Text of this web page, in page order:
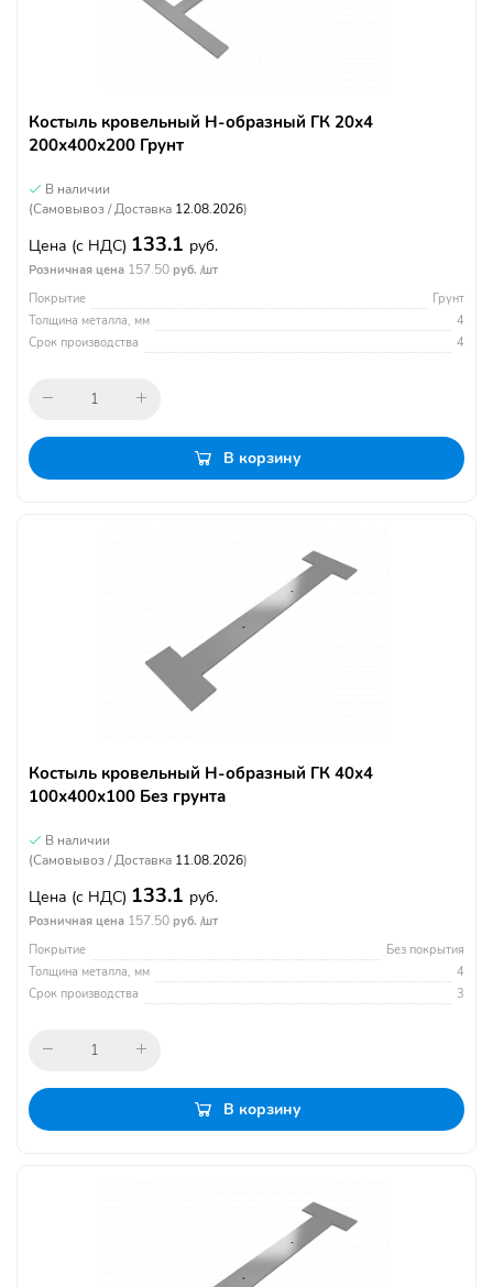
Костыль кровельный Н-образный ГК 20х4
200х400х200 Грунт
В наличии
(Самовывоз / Доставка 12.08.2026)
Цена (с НДС) 133.1 руб.
Розничная цена 157.50 руб. /шт
Покрытие
Грунт
Толщина металла, мм
4
Срок производства
4
В корзину
Костыль кровельный Н-образный ГК 40х4
100х400х100 Без грунта
В наличии
(Самовывоз / Доставка 11.08.2026)
Цена (с НДС) 133.1 руб.
Розничная цена 157.50 руб. /шт
Покрытие
Без покрытия
Толщина металла, мм
4
Срок производства
3
В корзину